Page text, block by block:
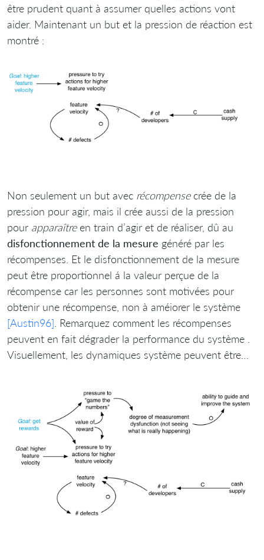
être prudent quant à assumer quelles actions vont
aider. Maintenant un but et la pression de réaction est
montré :
Non seulement un but avec récompensecrée de la
pression pour agir, mais il crée aussi de la pression
pour apparaîtreen train d’agir et de réaliser, dû au
disfonctionnement de la mesure généré par les
récompenses. Et le disfonctionnement de la mesure
peut être proportionnel á la valeur perçue de la
récompense car les personnes sont motivées pour
obtenir une récompense, non à améiorer le système
[Austin96] . Remarquez comment les récompenses
peuvent en fait dégrader la performance du système .
Visuellement, les dynamiques système peuvent être…